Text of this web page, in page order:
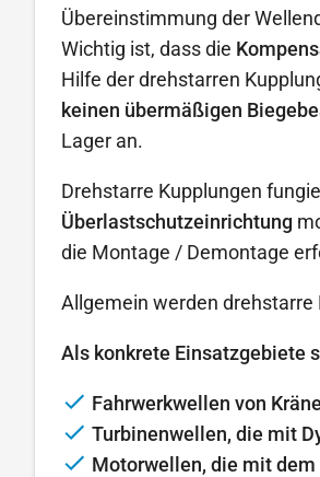
Übereinstimmung der
Wichtig ist, dass die
Hilfe der drehstarren
keinen übermäßigen
Lager an.
Drehstarre Kupplungen
Überlastschutzeinrichtung
die Montage / Demontage
Allgemein werden drehstarre
Als konkrete Einsatzgebiete
Fahrwerkwellen von
Turbinenwellen, die mit
Motorwellen, die mit